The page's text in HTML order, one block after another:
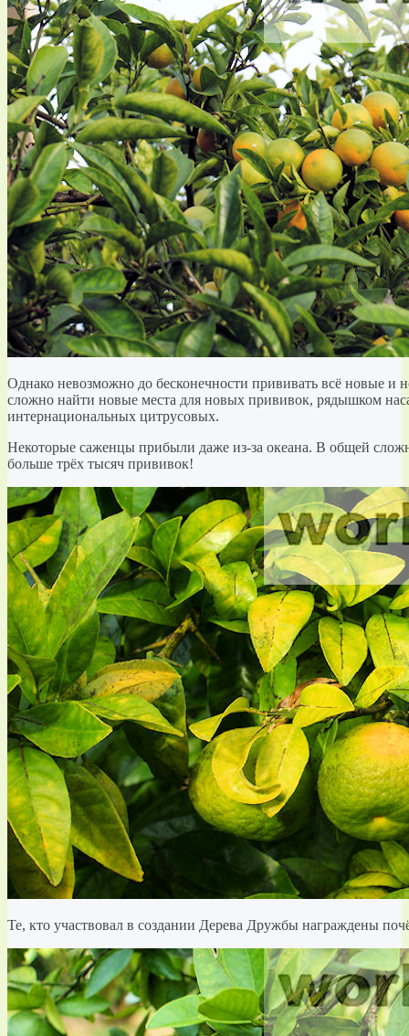
Однако невозможно до бесконечности прививать всё новые
сложно найти новые места для новых прививок, рядышком
интернациональных цитрусовых.
Некоторые саженцы прибыли даже из-за океана. В общей
больше трёх тысяч прививок!
Те, кто участвовал в создании Дерева Дружбы награждены